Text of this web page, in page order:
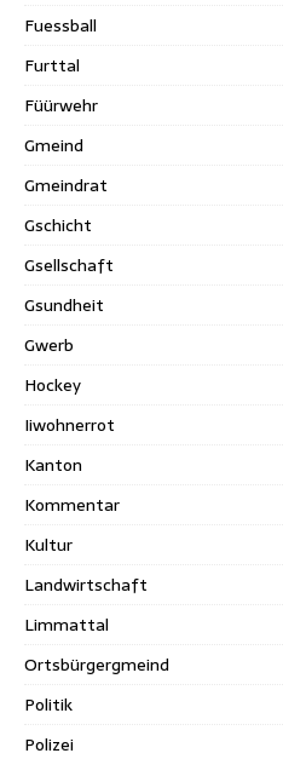
Fuessball
Furttal
Füürwehr
Gmeind
Gmeindrat
Gschicht
Gsellschaft
Gsundheit
Gwerb
Hockey
Iiwohnerrot
Kanton
Kommentar
Kultur
Landwirtschaft
Limmattal
Ortsbürgergmeind
Politik
Polizei